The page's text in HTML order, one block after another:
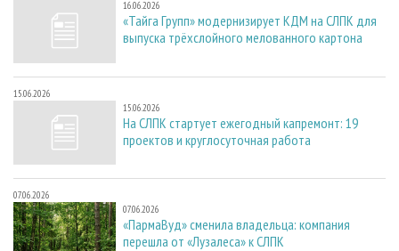
16.06.2026
«Тайга Групп» модернизирует КДМ на СЛПК для
выпуска трёхслойного мелованного картона
15.06.2026
15.06.2026
На СЛПК стартует ежегодный капремонт: 19
проектов и круглосуточная работа
07.06.2026
07.06.2026
«ПармаВуд» сменила владельца: компания
перешла от «Лузалеса» к СЛПК